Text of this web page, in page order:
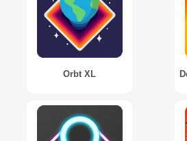
Orbt XL